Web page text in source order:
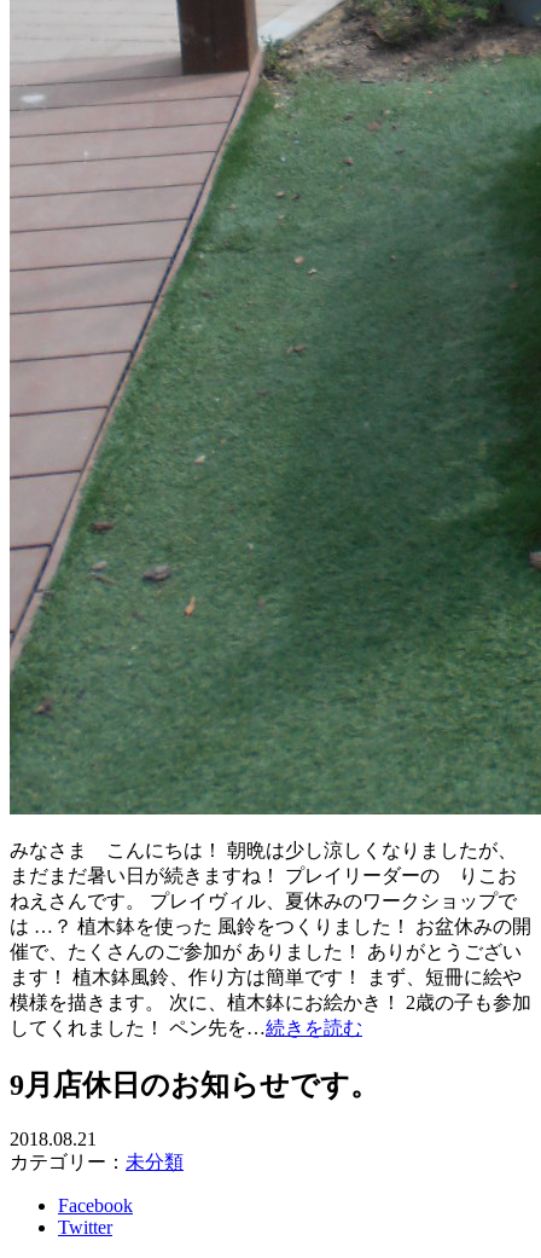
みなさま こんにちは！ 朝晩は少し涼しくなりましたが、
まだまだ暑い日が続きますね！ プレイリーダーの りこお
ねえさんです。 プレイヴィル、夏休みのワークショップで
は …？ 植木鉢を使った 風鈴をつくりました！ お盆休みの開
催で、たくさんのご参加が ありました！ ありがとうござい
ます！ 植木鉢風鈴、作り方は簡単です！ まず、短冊に絵や
模様を描きます。 次に、植木鉢にお絵かき！ 2歳の子も参加
してくれました！ ペン先を…続きを読む
9月店休日のお知らせです。
2018.08.21
カテゴリー： 未分類
Facebook
Twitter